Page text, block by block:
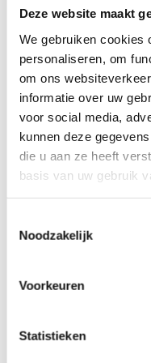
Deze website maakt
We gebruiken cookies
personaliseren, om
om ons
informatie over uw
voor social media,
kunnen deze
die u aan ze heeft
basis van uw gebruik
Noodzakelijk
Voorkeuren
Statistieken
Aantal
Volume
Steriel
Beoordelingen (0)
Beoordelingen
Er zijn nog geen
Je moetingelogd zijn
Waarom Medische
Op voorraad?
Vaste klanten, vaste
Geen klein order